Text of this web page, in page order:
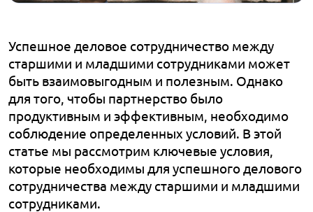
Успешное деловое сотрудничество между
старшими и младшими сотрудниками может
быть взаимовыгодным и полезным. Однако
для того, чтобы партнерство было
продуктивным и эффективным, необходимо
соблюдение определенных условий. В этой
статье мы рассмотрим ключевые условия,
которые необходимы для успешного делового
сотрудничества между старшими и младшими
сотрудниками.